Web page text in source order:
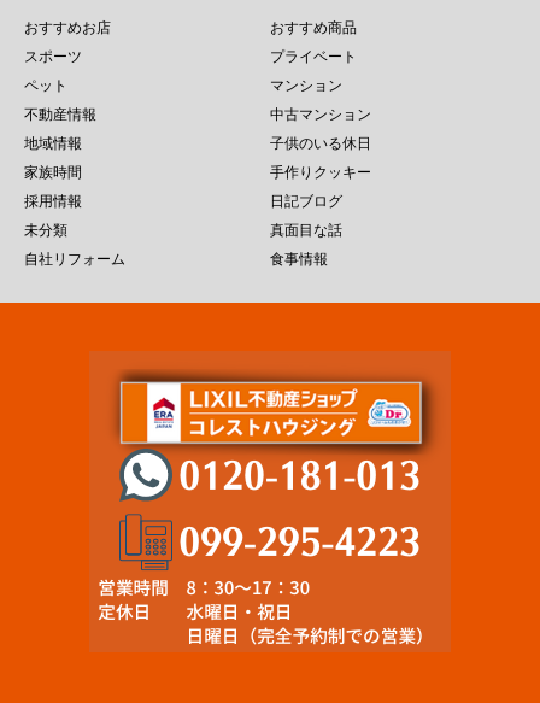
おすすめお店
おすすめ商品
スポーツ
プライベート
ペット
マンション
不動産情報
中古マンション
地域情報
子供のいる休日
家族時間
手作りクッキー
採用情報
日記ブログ
未分類
真面目な話
自社リフォーム
食事情報